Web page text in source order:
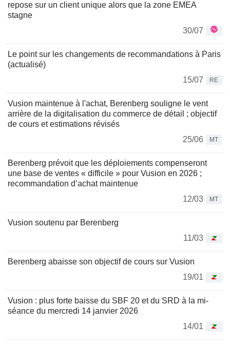
repose sur un client unique alors que la zone EMEA
stagne
30/07
Le point sur les changements de recommandations à Paris
(actualisé)
15/07
RE
Vusion maintenue à l'achat, Berenberg souligne le vent
arrière de la digitalisation du commerce de détail ; objectif
de cours et estimations révisés
25/06
MT
Berenberg prévoit que les déploiements compenseront
une base de ventes « difficile » pour Vusion en 2026 ;
recommandation d’achat maintenue
12/03
MT
Vusion soutenu par Berenberg
11/03
Berenberg abaisse son objectif de cours sur Vusion
19/01
Vusion : plus forte baisse du SBF 20 et du SRD à la mi-
séance du mercredi 14 janvier 2026
14/01